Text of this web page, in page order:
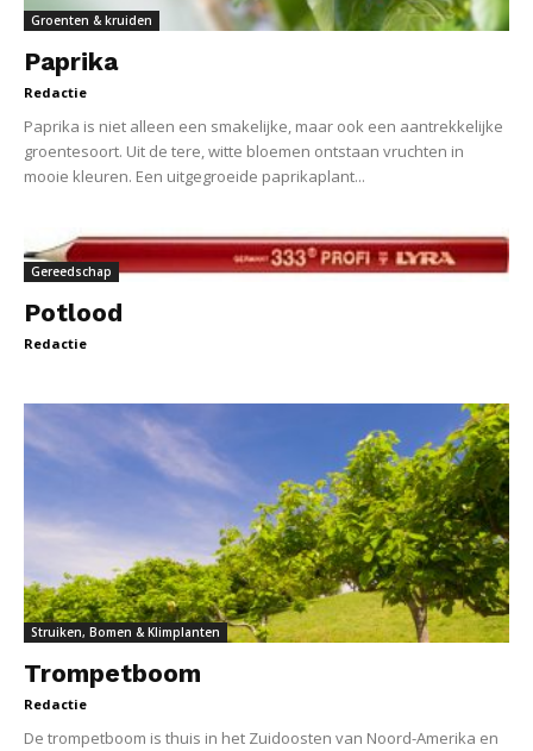
Groenten & kruiden
Paprika
Redactie
Paprika is niet alleen een smakelijke, maar ook een aantrekkelijke
groentesoort. Uit de tere, witte bloemen ontstaan vruchten in
mooie kleuren. Een uitgegroeide paprikaplant...
Gereedschap
Potlood
Redactie
Struiken, Bomen & Klimplanten
Trompetboom
Redactie
De trompetboom is thuis in het Zuidoosten van Noord-Amerika en